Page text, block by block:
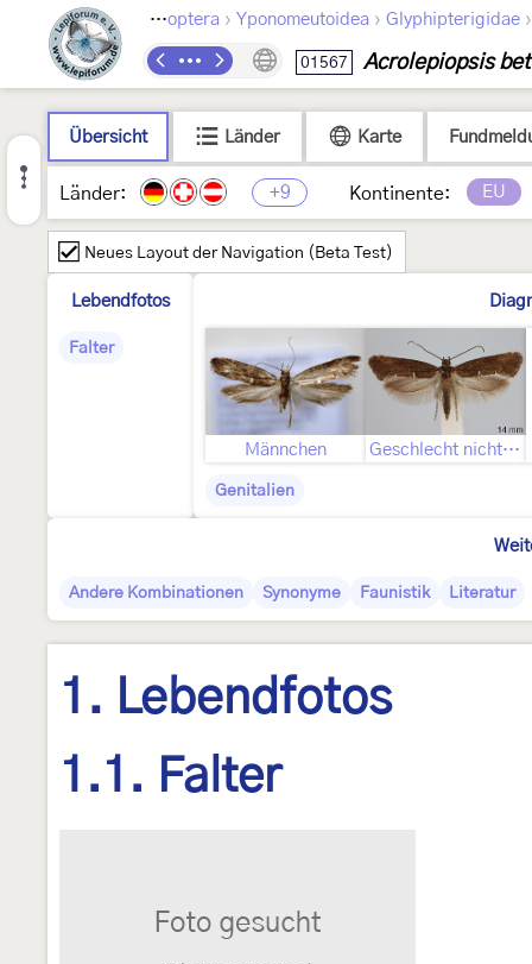
Lepidoptera › Yponomeutoidea › Glyphipterigidae
01567 Acrolepiopsis
Übersicht Länder Karte
Länder: +9 Kontinente: EU
Neues Layout der Navigation (Beta Test)
Lebendfotos
Falter
Männchen Geschlecht nicht bestimmt
Genitalien
Andere Kombinationen Synonyme Faunistik Literatur
1. Lebendfotos
1.1. Falter